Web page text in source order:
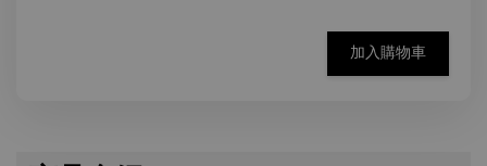
加入購物車